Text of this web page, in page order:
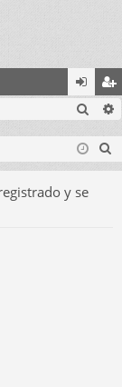
de
nti
fic
ar
eg
ist
ra
y se